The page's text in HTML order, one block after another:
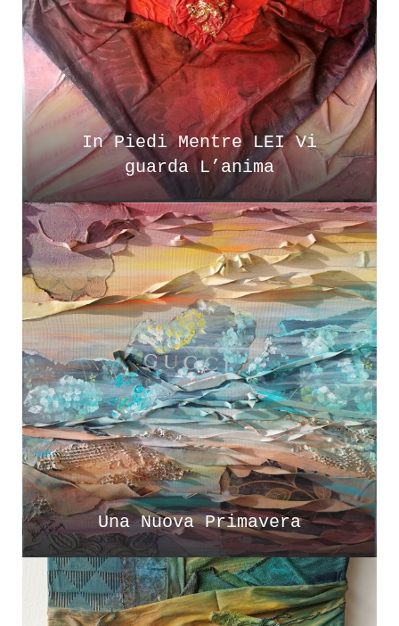
In Piedi Mentre LEI Vi
guarda L’anima
Una Nuova Primavera